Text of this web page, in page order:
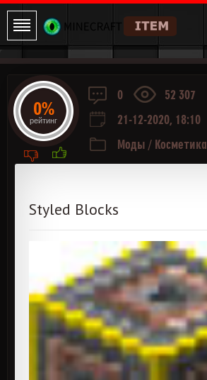
0
52 307
21-12-2020, 18:10
Моды / Косметика
Styled Blocks
0%
рейтинг